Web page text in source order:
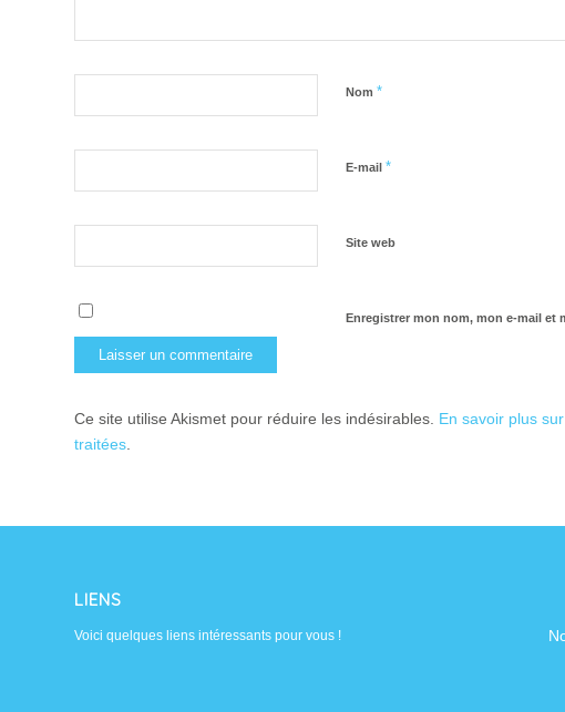
Nom *
E-mail *
Site web
Enregistrer mon nom, mon e-mail et
Ce site utilise Akismet pour réduire les indésirables. En savoir plus
traitées
LIENS
Voici quelques liens intéressants pour vous !